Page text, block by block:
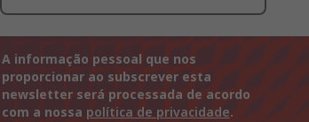
A informação pessoal que nos
proporcionar ao subscrever esta
newsletter será processada de acordo
com a nossa política de privacidade.